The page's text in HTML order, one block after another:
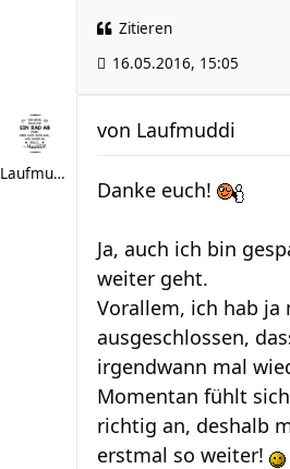
Zitieren
16.05.2016, 15:05
Laufmuddi
von Laufmuddi
Danke euch!
Ja, auch ich bin
weiter geht.
Vorallem, ich hab ja
ausgeschlossen,
irgendwann mal
Momentan fühlt
richtig an, deshalb
erstmal so weiter!